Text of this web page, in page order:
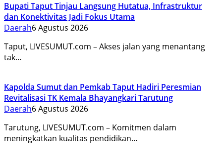
Bupati Taput Tinjau Langsung Hutatua, Infrastruktur
dan Konektivitas Jadi Fokus Utama
Daerah6 Agustus 2026
Taput, LIVESUMUT.com – Akses jalan yang menantang
tak…
Kapolda Sumut dan Pemkab Taput Hadiri Peresmian
Revitalisasi TK Kemala Bhayangkari Tarutung
Daerah6 Agustus 2026
Tarutung, LIVESUMUT.com – Komitmen dalam
meningkatkan kualitas pendidikan…